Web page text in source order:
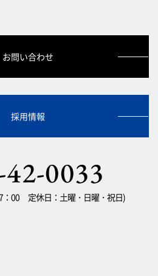
お問い合わせ
採用情報
0033
：00 定休日：土曜・日曜・祝日)